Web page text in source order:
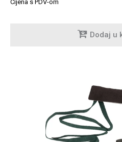
Cijena s PDV-om
Dodaj u